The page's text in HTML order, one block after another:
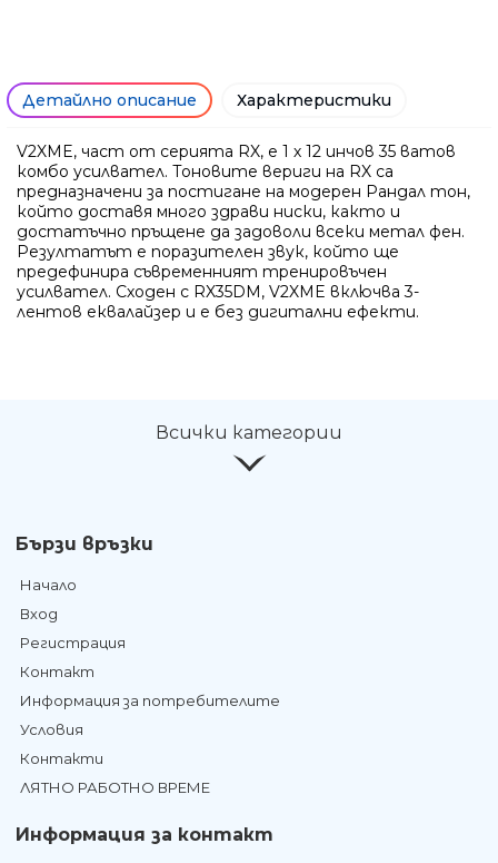
Ние ще се свържем с вас в
Детайлно описание Характеристики
V2XME, част от серията RX, е 1 х 12 инчов 35 ватов
комбо усилвател. Тоновите вериги на RX са
предназначени за постигане на модерен Рандал тон,
който доставя много здрави ниски, както и
достатъчно пръщене да задоволи всеки метал фен.
Резултатът е поразителен звук, който ще
предефинира съвременният тренировъчен
усилвател. Сходен с RX35DM, V2XME включва 3-
лентов еквалайзер и е без дигитални ефекти.
Всички категории
Бързи връзки
Начало
Вход
Регистрация
Контакт
Информация за потребителите
Условия
Контакти
ЛЯТНО РАБОТНО ВРЕМЕ
Информация за контакт